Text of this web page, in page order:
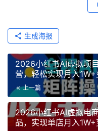
生成海报
2026小红书AI虚拟项
营，轻松实现月入
上一篇
2026小红书AI虚拟电
品，实现单店月入